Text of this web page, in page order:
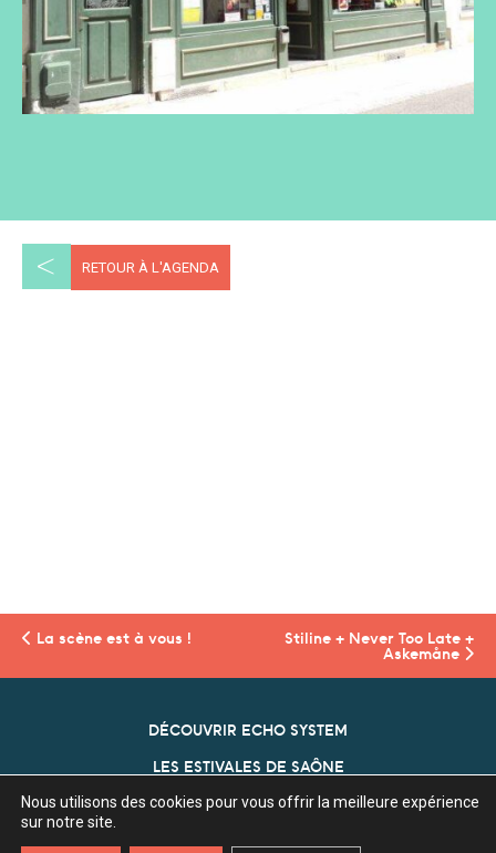
< RETOUR À L'AGENDA
La scène est à vous !
Stiline + Never Too Late +
Askemåne
DÉCOUVRIR ECHO SYSTEM
LES ESTIVALES DE SAÔNE
NOS PARTENAIRES
Nous utilisons des cookies pour vous offrir la meilleure expérience
sur notre site.